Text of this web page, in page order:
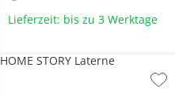
Lieferzeit: bis zu 3 Werktage
HOME STORY Laterne